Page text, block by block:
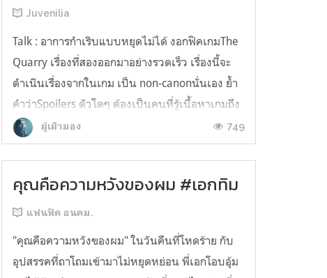
Juvenilia
Talk : อาการกำเริบแบบหยุดไม่ได้ งอกฟิคเกมThe
Quarry เรื่องที่สองออกมาอย่างรวดเร็ว เรื่องนี้จะ
ดำเนินเรื่องจากในเกม เป็น non-canonนั่นเอง ย้ำ
คำว่าSpoilers ตัวโตๆ ต้องเป็นคนที่รู้เนื้อหาเกมถึง
จะอ่านรู้เรื่อง ด้วยความที่เกมนี้มันเป็น interactive
dramaทุกอย่างขึ้นอยู่กับทางเลือก เลือกดีก็รอดตัว
ผู้เฝ้ามอง 749
คุณคือความหวังของผม #เอกทิม
แฟนฟิค อนคม.
"คุณคือความหวังของผม" ในวันคืนที่โหดร้าย กับ
อุปสรรคที่ถาโถมเข้ามาไม่หยุดหย่อน พี่เอกโอบอุ้ม